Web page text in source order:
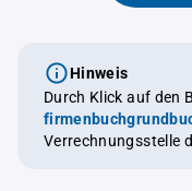
Hinweis
Durch Klick auf den
Verrechnungsstelle